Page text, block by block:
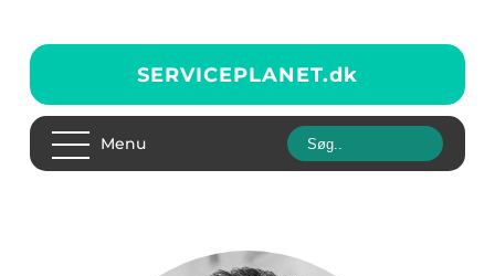
SERVICEPLANET.dk
Menu